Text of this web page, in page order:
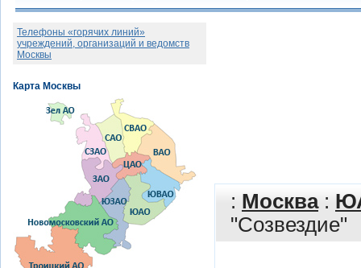
: Москва:
"Созвездие"
Телефоны «горячих линий»
учреждений, организаций и ведомств
Москвы